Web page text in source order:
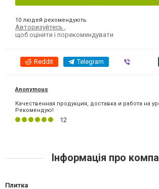
10 людей рекомендують
Авторизуйтесь
щоб оцінити і порекомендувати
Reddit Telegram
Anonymous
Качественная продукция, доставка и работа на
Рекомендую!
12
Інформація про
Плитка